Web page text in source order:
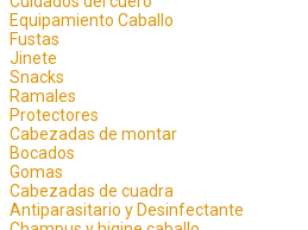
Equipamiento Caballo
Fustas
Jinete
Snacks
Ramales
Protectores
Cabezadas de montar
Bocados
Gomas
Cabezadas de cuadra
Antiparasitario y Desinfectante